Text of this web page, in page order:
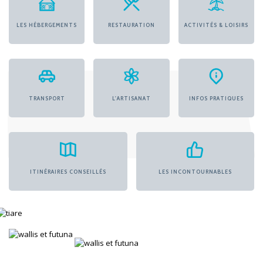
LES HÉBERGEMENTS RESTAURATION ACTIVITÉS & LOISIRS
TRANSPORT L'ARTISANAT INFOS PRATIQUES
ITINÉRAIRES CONSEILLÉS LES INCONTOURNABLES